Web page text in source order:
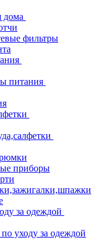
дома
фильтры
питания
приборы
за одеждой
уходу за одеждой